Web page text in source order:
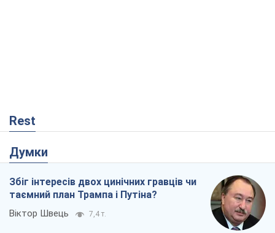
Rest
Думки
Збіг інтересів двох цинічних гравців чи
таємний план Трампа і Путіна?
Віктор Швець 7,4 т.